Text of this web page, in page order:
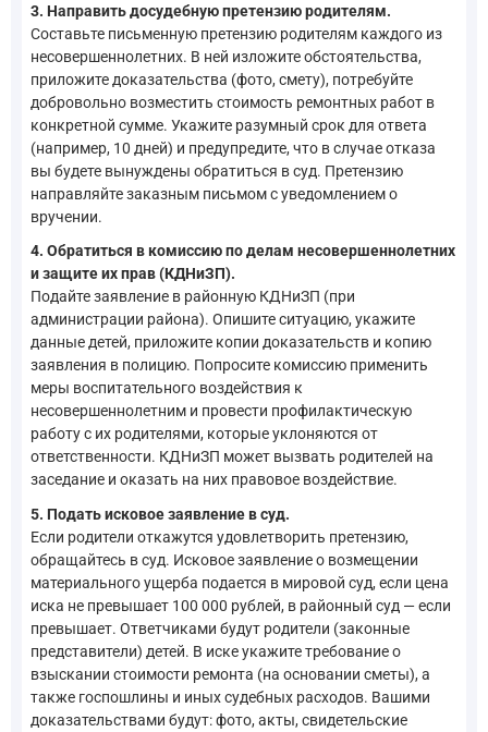
3. Направить досудебную претензию родителям.
Составьте письменную претензию родителям каждого из
несовершеннолетних. В ней изложите обстоятельства,
приложите доказательства (фото, смету), потребуйте
добровольно возместить стоимость ремонтных работ в
конкретной сумме. Укажите разумный срок для ответа
(например, 10 дней) и предупредите, что в случае отказа
вы будете вынуждены обратиться в суд. Претензию
направляйте заказным письмом с уведомлением о
вручении.
4. Обратиться в комиссию по делам несовершеннолетних
и защите их прав (КДНиЗП).
Подайте заявление в районную КДНиЗП (при
администрации района). Опишите ситуацию, укажите
данные детей, приложите копии доказательств и копию
заявления в полицию. Попросите комиссию применить
меры воспитательного воздействия к
несовершеннолетним и провести профилактическую
работу с их родителями, которые уклоняются от
ответственности. КДНиЗП может вызвать родителей на
заседание и оказать на них правовое воздействие.
5. Подать исковое заявление в суд.
Если родители откажутся удовлетворить претензию,
обращайтесь в суд. Исковое заявление о возмещении
материального ущерба подается в мировой суд, если цена
иска не превышает 100 000 рублей, в районный суд — если
превышает. Ответчиками будут родители (законные
представители) детей. В иске укажите требование о
взыскании стоимости ремонта (на основании сметы), а
также госпошлины и иных судебных расходов. Вашими
доказательствами будут: фото, акты, свидетельские